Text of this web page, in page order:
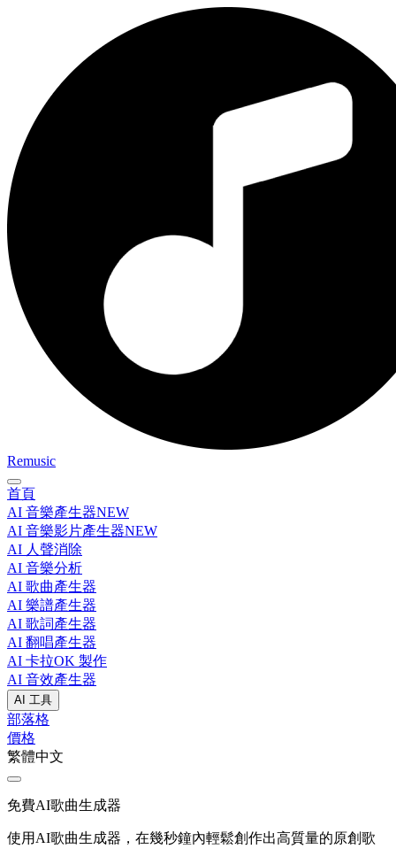
Remusic
首頁
AI 音樂產生器NEW
AI 音樂影片產生器NEW
AI 人聲消除
AI 音樂分析
AI 歌曲產生器
AI 樂譜產生器
AI 歌詞產生器
AI 翻唱產生器
AI 卡拉OK 製作
AI 音效產生器
AI 工具
部落格
價格
繁體中文
免費AI歌曲生成器
使用AI歌曲生成器，在幾秒鐘內輕鬆創作出高質量的原創歌